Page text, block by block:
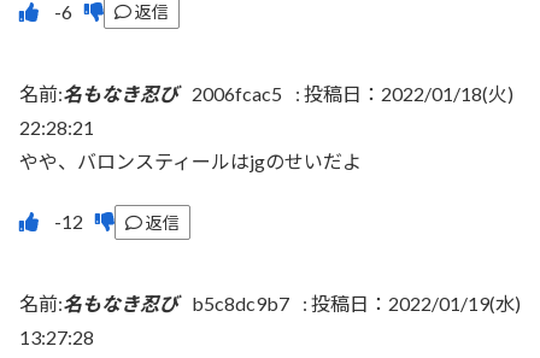
返信
名前:名もなき忍び 2006fcac5 : 投稿日：2022/01/18(火)
22:28:21
やや、バロンスティールはjgのせいだよ
返信
名前:名もなき忍び b5c8dc9b7 : 投稿日：2022/01/19(水)
13:27:28